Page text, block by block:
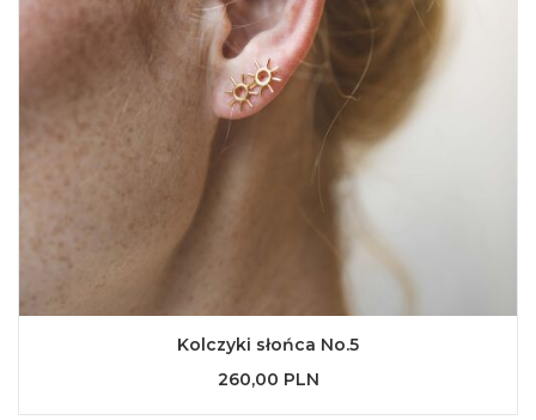
Kolczyki słońca No.5
260,00 PLN